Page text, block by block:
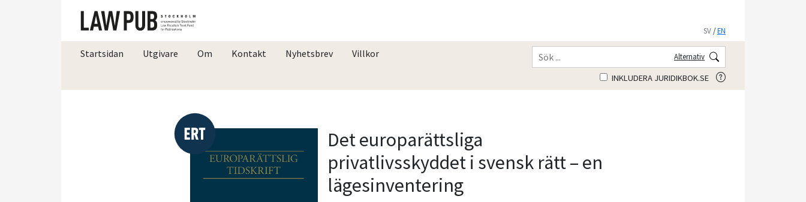
SV /EN
Startsidan Utgivare Om Kontakt Nyhetsbrev Villkor Alternativ
INKLUDERA JURIDIKBOK.SE
Det europarättsliga
privatlivsskyddet i svensk rätt – en
lägesinventering